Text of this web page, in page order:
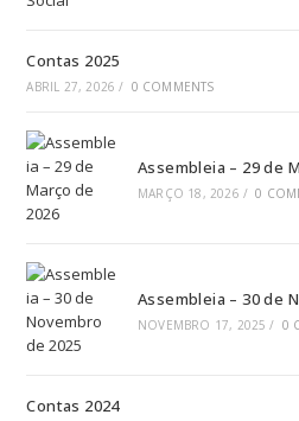
Contas 2025
ABRIL 27, 2026 / 0 COMMENTS
Assembleia – 29 de
MARÇO 18, 2026 / 0
Assembleia – 30 de
NOVEMBRO 17, 2025 / 0
Contas 2024